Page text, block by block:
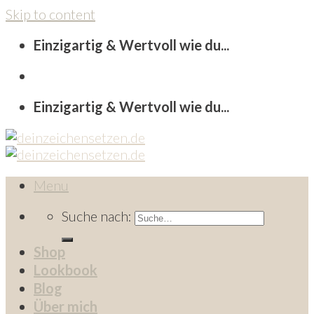
Skip to content
Einzigartig & Wertvoll wie du...
Einzigartig & Wertvoll wie du...
Menu
Suche nach:
Shop
Lookbook
Blog
Über mich